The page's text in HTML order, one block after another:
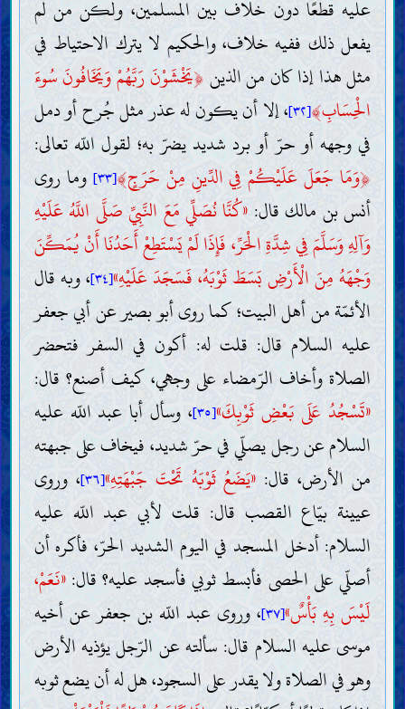
عليه قطعًا دون خلاف بين المسلمين، ولكن من لم
يفعل ذلك ففيه خلاف، والحكيم لا يترك الاحتياط في
مثل هذا إذا كان من الذين﴿يَخْشَوْنَ رَبَّهُمْ وَيَخَافُونَ سُوءَ
الْحِسَابِ﴾[٣٢]
، إلا أن يكون له عذر مثل جُرح أو دمل
في وجهه أو حرّ أو برد شديد يضرّ به؛ لقول اللّه تعالى:
﴿وَمَا جَعَلَ عَلَيْكُمْ فِي الدِّينِ مِنْ حَرَجٍ﴾[٣٣]
وما روى
أنس بن مالك قال: «كُنَّا نُصَلِّي مَعَ النَّبِيِّ صَلَّى اللَّهُ عَلَيْهِ
وَآلِهِ وَسَلَّمَ فِي شِدَّةِ الْحَرِّ، فَإِذَا لَمْ يَسْتَطِعْ أَحَدُنَا أَنْ يُمَكِّنَ
وَجْهَهُ مِنَ الْأَرْضِ بَسَطَ ثَوْبَهُ، فَسَجَدَ عَلَيْهِ»[٣٤]
، وبه قال
الأئمّة من أهل البيت؛ كما روى أبو بصير عن أبي جعفر
عليه السلام قال: قلت له: أكون في السفر فتحضر
الصلاة وأخاف الرّمضاء على وجهي، كيف أصنع؟ قال:
«تَسْجُدُ عَلَى بَعْضِ ثَوْبِكَ»[٣٥]
، وسأل أبا عبد اللّه عليه
السلام عن رجل يصلّي في حرّ شديد، فيخاف على جبهته
من الأرض، قال: «يَضَعُ ثَوْبَهُ تَحْتَ جَبْهَتِهِ»[٣٦]
، وروى
عيينة بيّاع القصب قال: قلت لأبي عبد اللّه عليه
السلام: أدخل المسجد في اليوم الشديد الحرّ، فأكره أن
أصلّي على الحصى فأبسط ثوبي فأسجد عليه؟ قال:«نَعَمْ،
لَيْسَ بِهِ بَأْسٌ»[٣٧]
، وروى عبد اللّه بن جعفر عن أخيه
موسى عليه السلام قال: سألته عن الرّجل يؤذيه الأرض
وهو في الصلاة ولا يقدر على السجود، هل له أن يضع ثوبه